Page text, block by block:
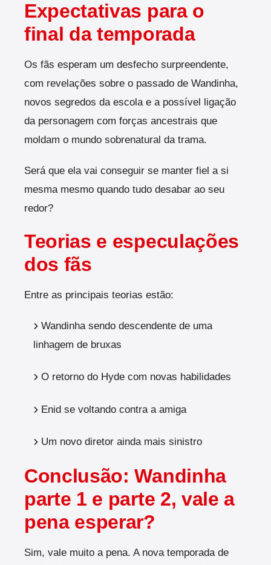
Expectativas para o
final da temporada
Os fãs esperam um desfecho surpreendente,
com revelações sobre o passado de Wandinha,
novos segredos da escola e a possível ligação
da personagem com forças ancestrais que
moldam o mundo sobrenatural da trama.
Será que ela vai conseguir se manter fiel a si
mesma mesmo quando tudo desabar ao seu
redor?
Teorias e especulações
dos fãs
Entre as principais teorias estão:
Wandinha sendo descendente de uma
linhagem de bruxas
O retorno do Hyde com novas habilidades
Enid se voltando contra a amiga
Um novo diretor ainda mais sinistro
Conclusão: Wandinha
parte 1 e parte 2, vale a
pena esperar?
Sim, vale muito a pena. A nova temporada de